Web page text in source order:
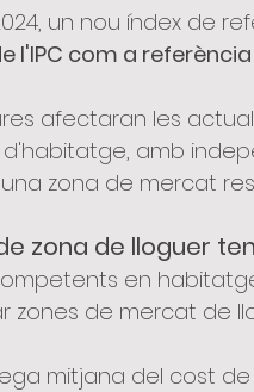
un nou índex de
l'IPC com a
afectaran les
amb
zona de mercat
zona de lloguer
en
zones de mercat de
mitjana del cost